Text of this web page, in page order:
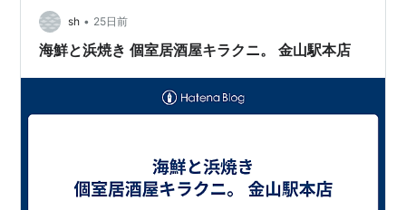
北海道
愛知県
名古屋市
橋本駅[N01]…七隈駅[N07] ←「金山駅[N08]」→茶
リスト：駅キーワード
sh • 25日前
海鮮と浜焼き 個室居酒屋キラクニ。 金山駅本店